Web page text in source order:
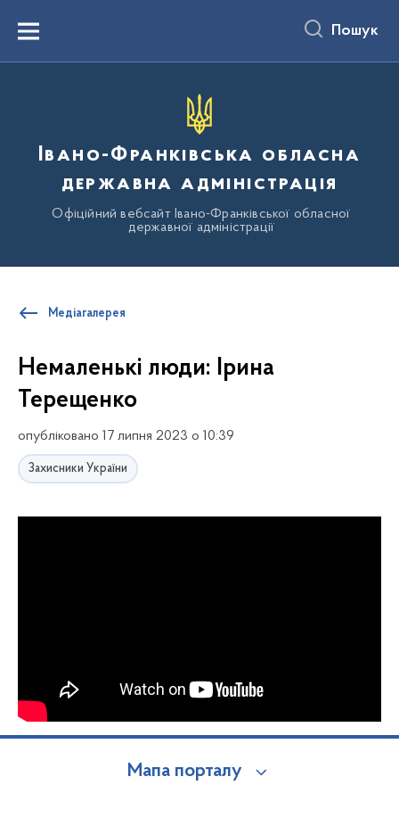
вмістуMenu Пошук
Івано-Франківська обласна
державна адміністрація
Офіційний вебсайт Івано-Франківської обласної
державної адміністрації
Медіагалерея
Немаленькі люди: Ірина
Терещенко
опубліковано 17 липня 2023 о 10:39
Захисники України
Мапа порталу